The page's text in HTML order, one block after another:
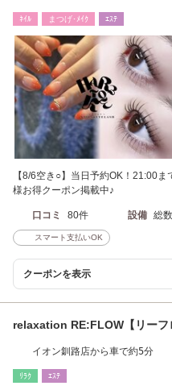
ﾈｲﾙ まつげ･ﾒｲｸ ｴｽﾃ
【8/6空き○】当日予約OK！21:00
様お得クーポン掲載中♪
口コミ 80件 設備 総
スマート支払いOK
クーポンを表示
relaxation RE:FLOW【リーフ
イオン釧路店から車で約5分
ﾘﾗｸ ｴｽﾃ